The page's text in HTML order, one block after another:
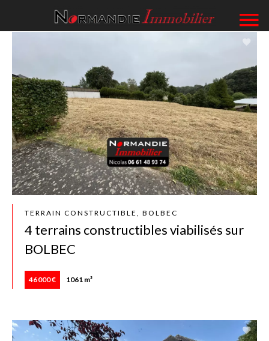
TERRAIN CONSTRUCTIBLE, BOLBEC
4 terrains constructibles viabilisés sur
BOLBEC
46 000 € 1061 m²